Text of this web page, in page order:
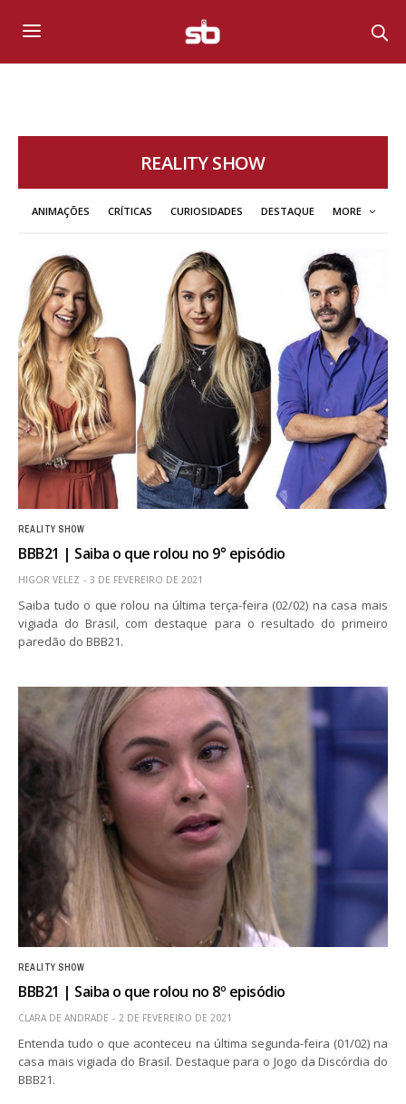
REALITY SHOW
ANIMAÇÕES CRÍTICAS CURIOSIDADES DESTAQUE MORE
REALITY SHOW
BBB21 | Saiba o que rolou no 9° episódio
HIGOR VELEZ 3 DE FEVEREIRO DE 2021
Saiba tudo o que rolou na última terça-feira (02/02) na casa mais
vigiada do Brasil, com destaque para o resultado do primeiro
paredão do BBB21.
REALITY SHOW
BBB21 | Saiba o que rolou no 8º episódio
CLARA DE ANDRADE 2 DE FEVEREIRO DE 2021
Entenda tudo o que aconteceu na última segunda-feira (01/02) na
casa mais vigiada do Brasil. Destaque para o Jogo da Discórdia do
BBB21.